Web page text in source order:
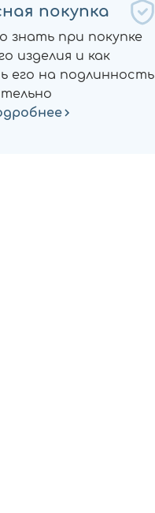
покупка
знать при покупке
изделия и как
его на подлинность